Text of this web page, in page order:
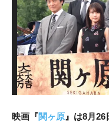
映画『関ヶ原 』は8月